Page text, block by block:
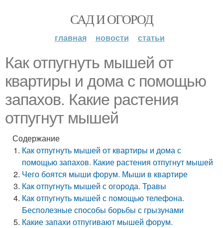
САД И ОГОРОД
главная новости статьи
Как отпугнуть мышей от
квартиры и дома с помощью
запахов. Какие растения
отпугнут мышей
Содержание
Как отпугнуть мышей от квартиры и дома с
помощью запахов. Какие растения отпугнут мышей
Чего боятся мыши форум. Мыши в квартире
Как отпугнуть мышей с огорода. Травы
Как отпугнуть мышей с помощью телефона.
Бесполезные способы борьбы с грызунами
Какие запахи отпугивают мышей форум.